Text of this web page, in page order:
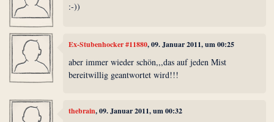
:-))
Ex-Stubenhocker #11880, 09. Januar 2011, um 00:25
aber immer wieder schön,,,das auf jeden Mist
bereitwillig geantwortet wird!!!
thebrain, 09. Januar 2011, um 00:32